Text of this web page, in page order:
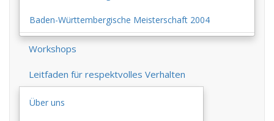
Baden-Württembergische Meisterschaft 2004
Workshops
Leitfaden für respektvolles Verhalten
Über uns